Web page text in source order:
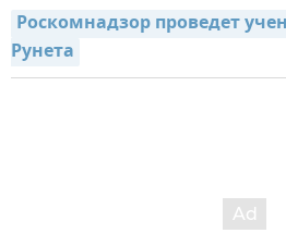
Роскомнадзор проведет
Рунета